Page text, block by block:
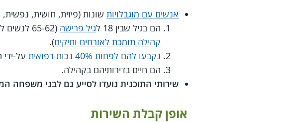
אנשים עם מוגבלויות שונות (פיזית, חושית, נפשית,
הם בגיל שבין 18 ל
גיל פרישה (65-62 לנשים לפי
קהילה תומכת לאזרחים ותיקים).
נקבעו להם לפחות 40% נכות רפואית
על-
הם חיים בדירותיהם בקהילה.
שירותי התוכנית נועדו לסייע גם לבני משפחה
אופן קבלת השירות